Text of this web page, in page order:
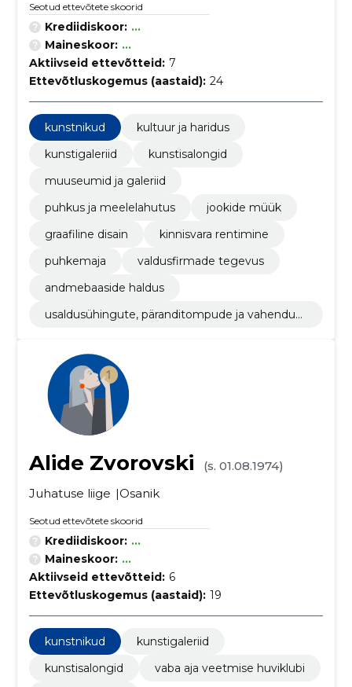
Seotud ettevõtete skoorid
Krediidiskoor: ...
Maineskoor: ...
Aktiivseid ettevõtteid: 7
Ettevõtluskogemus (aastaid): 24
kunstnikud
kultuur ja haridus
kunstigaleriid
kunstisalongid
muuseumid ja galeriid
puhkus ja meelelahutus
jookide müük
graafiline disain
kinnisvara rentimine
puhkemaja
valdusfirmade tegevus
andmebaaside haldus
usaldusühingute, päranditompude ja vahendusk
Alide Zvorovski
(s. 01.08.1974)
Juhatuse liige
Osanik
Seotud ettevõtete skoorid
Krediidiskoor: ...
Maineskoor: ...
Aktiivseid ettevõtteid: 6
Ettevõtluskogemus (aastaid): 19
kunstnikud
kunstigaleriid
kunstisalongid
vaba aja veetmise huviklubi